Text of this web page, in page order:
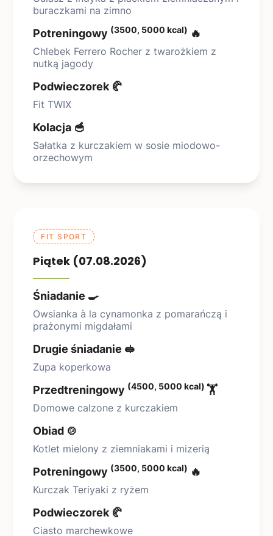
buraczkami na zimno
Potreningowy (3500, 5000 kcal) 🔥
Chlebek Ferrero Rocher z twarożkiem z
nutką jagody
Podwieczorek 🥐
Fit TWIX
Kolacja 🥣
Sałatka z kurczakiem w sosie miodowo-
orzechowym
FIT SPORT
Piątek (07.08.2026)
Śniadanie 🍳
Owsianka à la cynamonka z pomarańczą i
prażonymi migdałami
Drugie śniadanie 🥪
Zupa koperkowa
Przedtreningowy (4500, 5000 kcal) 🏋️
Domowe calzone z kurczakiem
Obiad 🍲
Kotlet mielony z ziemniakami i mizerią
Potreningowy (3500, 5000 kcal) 🔥
Kurczak Teriyaki z ryżem
Podwieczorek 🥐
Ciasto marchewkowe